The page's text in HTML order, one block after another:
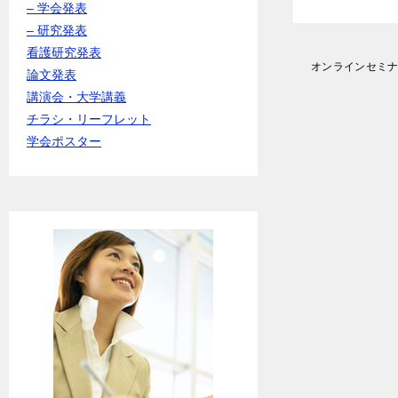
オンラインセミ
– 学会発表
– 研究発表
看護研究発表
論文発表
講演会・大学講義
チラシ・リーフレット
学会ポスター